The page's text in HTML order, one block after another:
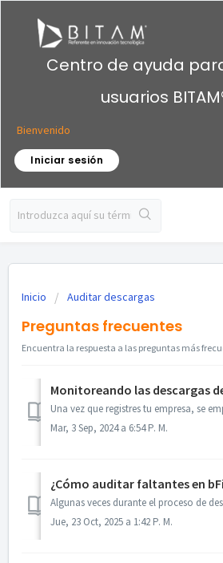
Centro de ayuda
usuarios
Bienvenido
Iniciar sesión
Inicio Auditar descargas
Preguntas frecuentes
Encuentra la respuesta a las preguntas más
Monitoreando las descargas
Mar, 3 Sep, 2024 a 6:54 P. M.
¿Cómo auditar faltantes en
Jue, 23 Oct, 2025 a 1:42 P. M.